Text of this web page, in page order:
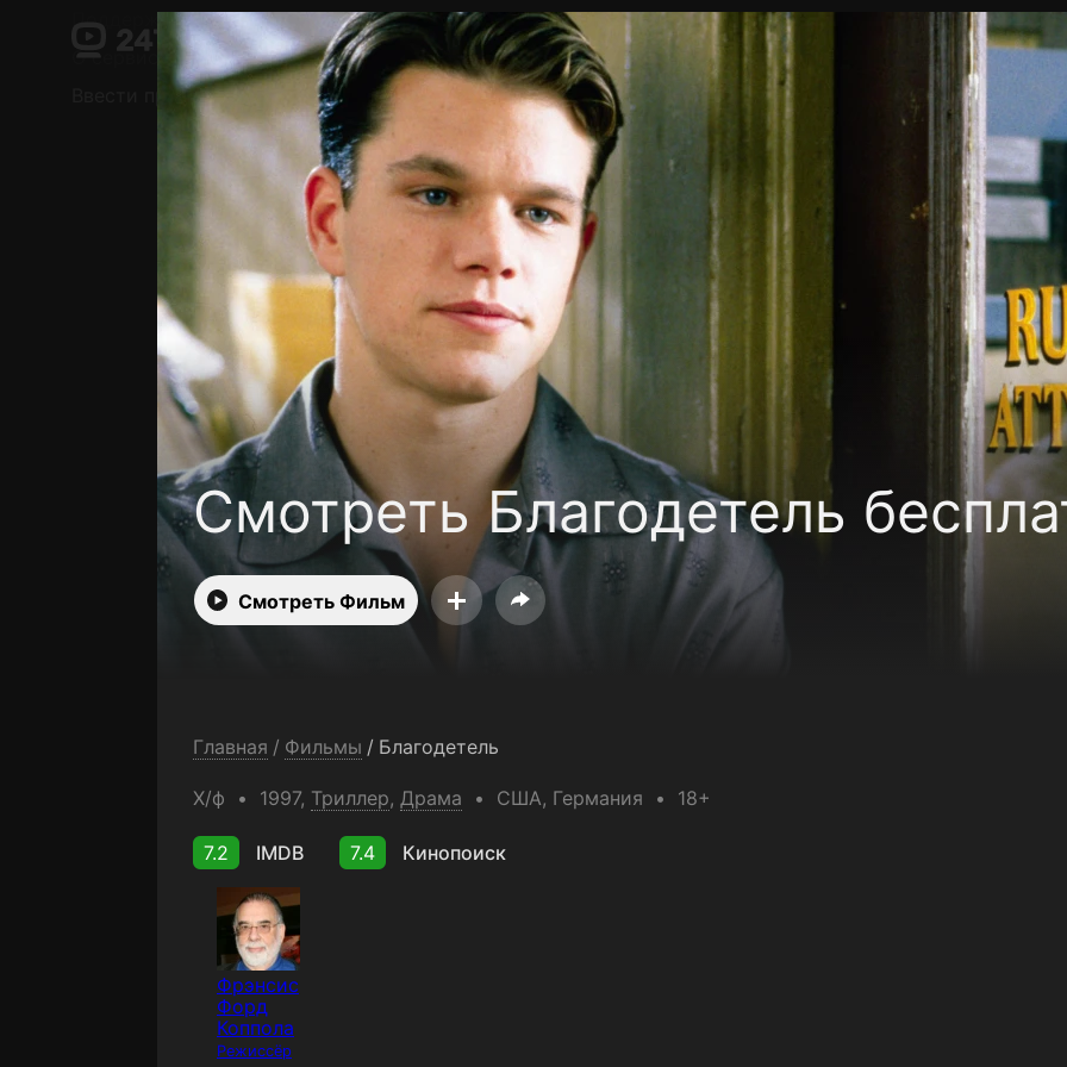
Смотреть Благодетель
Смотреть Фильм
Главная / Фильмы / Благодетель
Х/ф 1997, Триллер, Драма США, Германия 18+
7.2 IMDB 7.4 Кинопоиск
Фрэнсис
Форд
Коппола
Режиссёр
Поддержка:support@24h.tv
Пользовательское соглашение Политика конфиденциальности Для партнёров
Ввести промокод
Установить на ТВ Бесплатные каналы Контакты